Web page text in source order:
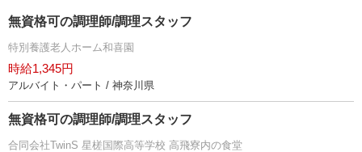
無資格可の調理師/調理スタッフ
特別養護老人ホーム和喜園
時給1,345円
アルバイト・パート / 神奈川県
無資格可の調理師/調理スタッフ
合同会社TwinS 星槎国際高等学校 高飛寮内の食堂